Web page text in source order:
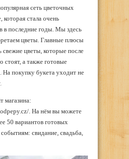
сеть цветочных
которая стала очень
в последние годы. Мы здесь
цветы. Главные плюсы
свежие цветы, которые после
стоят, а также готовые
На покупку букета уходит не
магазина:
. На нём вы можете
50 вариантов готовых
свидание, свадьба,